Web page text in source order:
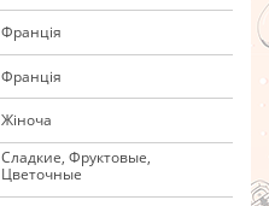
Франція
Франція
Жіноча
Сладкие, Фруктовые,
Цветочные